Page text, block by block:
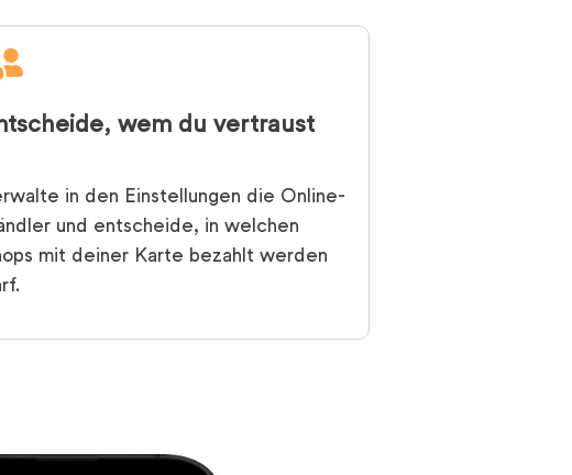
wem du vertraust
in den Einstellungen die Online-
und entscheide, in welchen
mit deiner Karte bezahlt werden